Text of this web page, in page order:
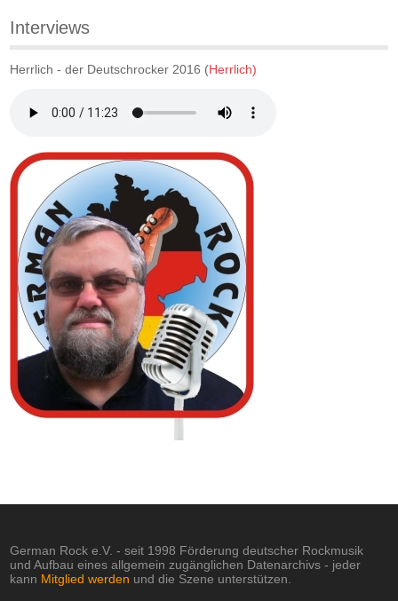
Interviews
Herrlich - der Deutschrocker 2016 (Herrlich)
German Rock e.V. - seit 1998 Förderung deutscher Rockmusik
und Aufbau eines allgemein zugänglichen Datenarchivs - jeder
kann Mitglied werden und die Szene unterstützen.